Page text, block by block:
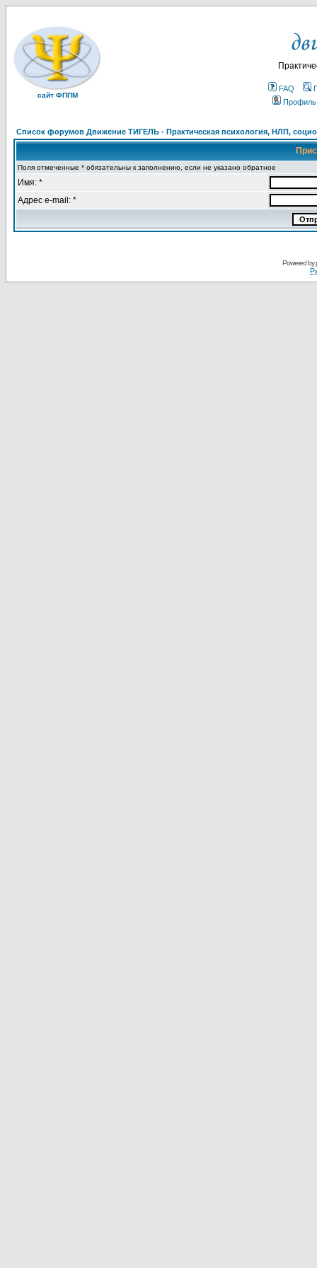
сайт ФППМ
FAQ
Профиль
Список форумов Движение ТИГЕЛЬ - Практическая психология, НЛП,
Поля отмеченные * обязательны к заполнению, если не указано обратное
Имя: *
Адрес e-mail: *
Powered by